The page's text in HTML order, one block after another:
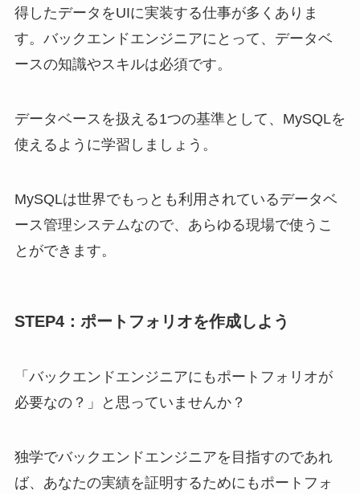
得したデータをUIに実装する仕事が多くありま
す。バックエンドエンジニアにとって、データベ
ースの知識やスキルは必須です。
データベースを扱える1つの基準として、MySQLを
使えるように学習しましょう。
MySQLは世界でもっとも利用されているデータベ
ース管理システムなので、あらゆる現場で使うこ
とができます。
STEP4：ポートフォリオを作成しよう
「バックエンドエンジニアにもポートフォリオが
必要なの？」と思っていませんか？
独学でバックエンドエンジニアを目指すのであれ
ば、あなたの実績を証明するためにもポートフォ